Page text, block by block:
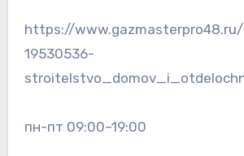
https://
19530536-
пн-пт 09:00–19:00